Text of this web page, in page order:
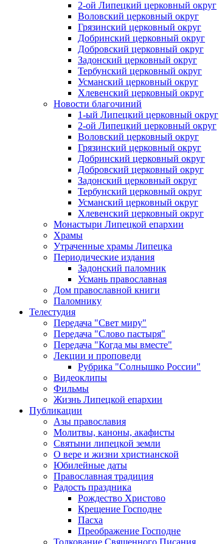
2-ой Липецкий церковный округ
Воловский церковный округ
Грязинский церковный округ
Добринский церковный округ
Добровский церковный округ
Задонский церковный округ
Тербунский церковный округ
Усманский церковный округ
Хлевенский церковный округ
Новости благочиний
1-ый Липецкий церковный округ
2-ой Липецкий церковный округ
Воловский церковный округ
Грязинский церковный округ
Добринский церковный округ
Добровский церковный округ
Задонский церковный округ
Тербунский церковный округ
Усманский церковный округ
Хлевенский церковный округ
Монастыри Липецкой епархии
Храмы
Утраченные храмы Липецка
Периодические издания
Задонский паломник
Усмань православная
Дом православной книги
Паломнику
Телестудия
Передача "Свет миру"
Передача "Слово пастыря"
Передача "Когда мы вместе"
Лекции и проповеди
Рубрика "Солнышко России"
Видеоклипы
Фильмы
Жизнь Липецкой епархии
Публикации
Азы православия
Молитвы, каноны, акафисты
Святыни липецкой земли
О вере и жизни христианской
Юбилейные даты
Православная традиция
Радость праздника
Рождество Христово
Крещение Господне
Пасха
Преображение Господне
Толкование Священного Писания